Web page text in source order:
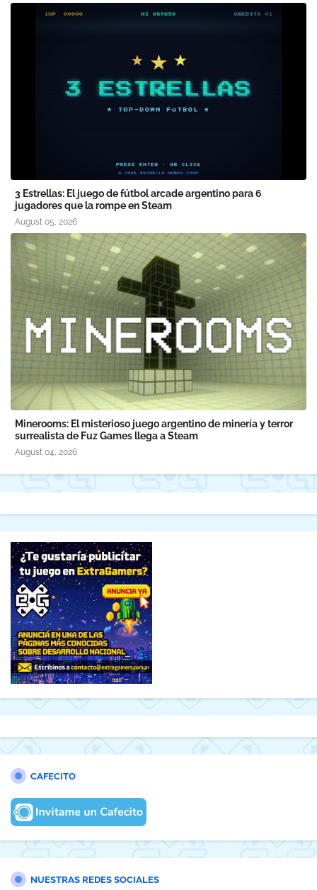
3 Estrellas: El juego de fútbol arcade argentino para 6
jugadores que la rompe en Steam
August 05, 2026
Minerooms: El misterioso juego argentino de minería y terror
surrealista de Fuz Games llega a Steam
August 04, 2026
CAFECITO
NUESTRAS REDES SOCIALES